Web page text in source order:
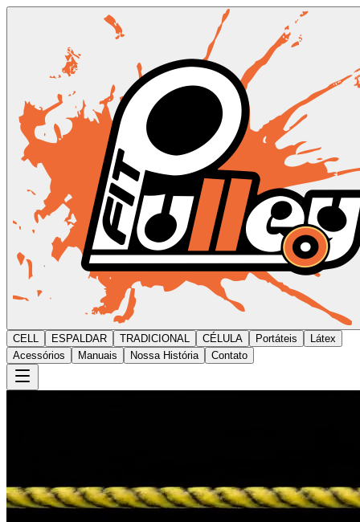
CELL ESPALDAR TRADICIONAL CÉLULA Portáteis
Látex
Acessórios
Manuais Nossa História Contato